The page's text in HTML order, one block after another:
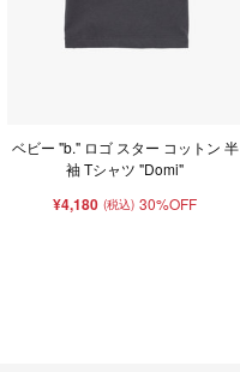
ベビー "b." ロゴ スター コットン 半
袖 Tシャツ "Domi"
¥4,180 (税込) 30%OFF